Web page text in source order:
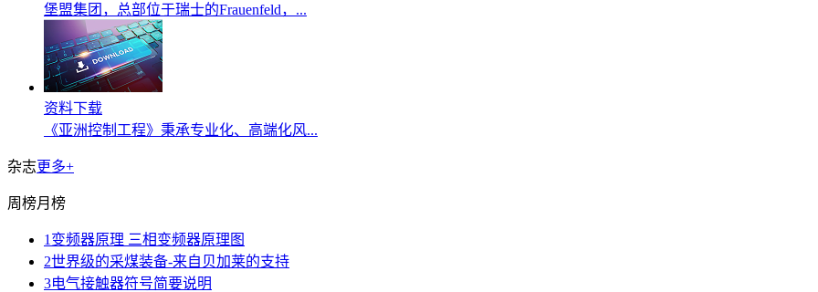
堡盟集团，总部位于瑞士的Frauenfeld，...
资料下载
《亚洲控制工程》秉承专业化、高端化风...
杂志更多+
周榜月榜
1 变频器原理 三相变频器原理图
2世界级的采煤装备-来自贝加莱的支持
3电气接触器符号简要说明